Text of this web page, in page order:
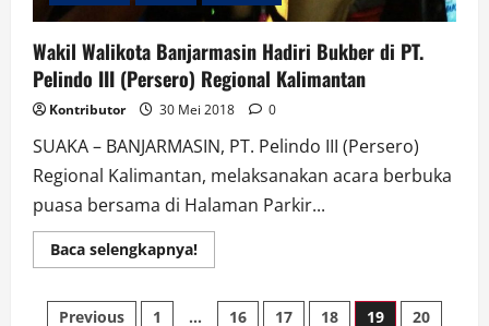
Wakil Walikota Banjarmasin Hadiri Bukber di PT.
Pelindo III (Persero) Regional Kalimantan
Kontributor 30 Mei 2018 0
SUAKA – BANJARMASIN, PT. Pelindo III (Persero)
Regional Kalimantan, melaksanakan acara berbuka
puasa bersama di Halaman Parkir...
Baca selengkapnya!Read
more
Walikota
Previous 1 … 16 17 18 19 20